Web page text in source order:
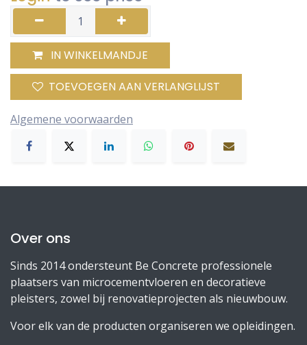
IN WINKELMANDJE
TOEVOEGEN AAN VERLANGLIJST
Algemene voorwaarden
Over ons
Sinds 2014 ondersteunt Be Concrete professionele
plaatsers van microcementvloeren en decoratieve
pleisters, zowel bij renovatieprojecten als nieuwbouw.
Voor elk van de producten organiseren we opleidingen.